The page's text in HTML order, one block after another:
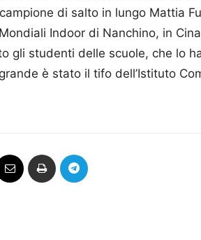
di salto in lungo Mattia
Indoor di Nanchino, in
gli studenti delle scuole, che lo
è stato il tifo dell’Istituto